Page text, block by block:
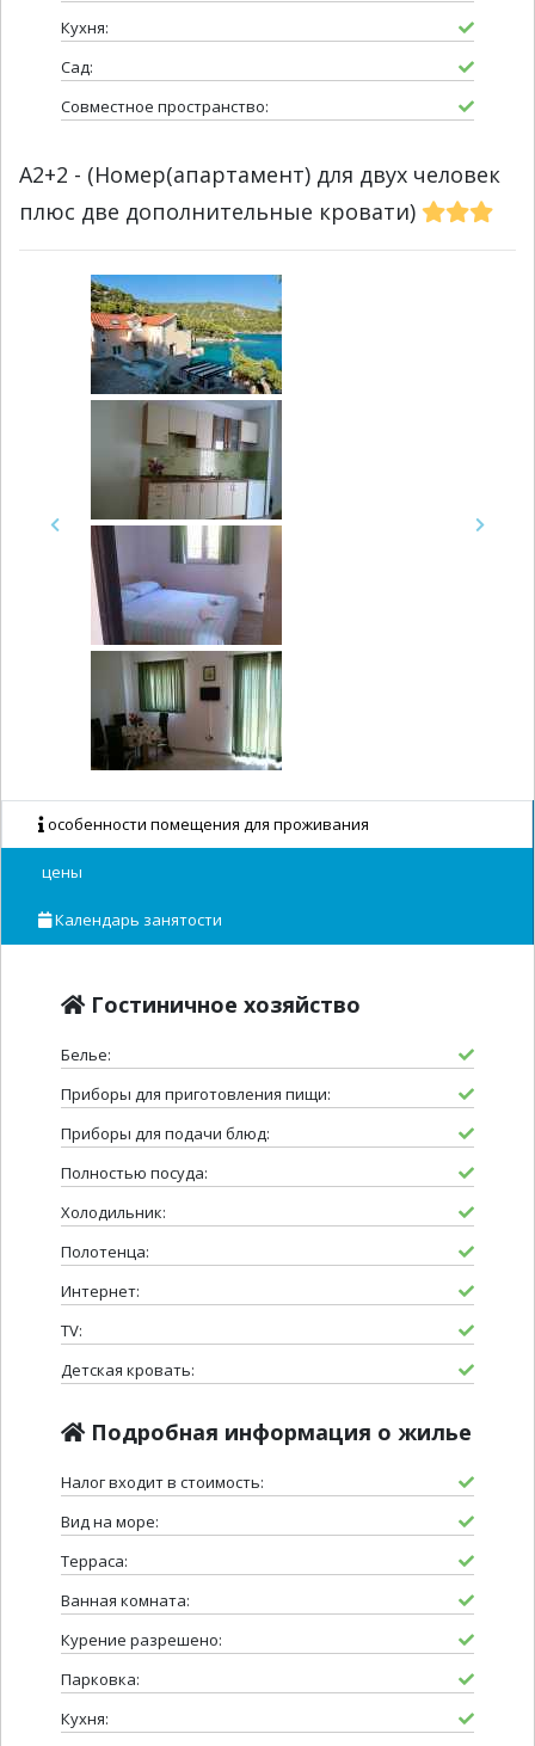
Кухня:
Сад:
Совместное пространство:
A2+2 - (Номер(апартамент) для двух человек
плюс две дополнительные кровати)
Previous Next
особенности помещения для проживания
цены
Календарь занятости
Гостиничное хозяйство
Белье:
Приборы для приготовления пищи:
Приборы для подачи блюд:
Полностью посуда:
Холодильник:
Полотенца:
Интернет:
TV:
Детская кровать:
Подробная информация о жилье
Налог входит в стоимость:
Вид на море:
Терраса:
Ванная комната:
Курение разрешено:
Парковка:
Кухня: